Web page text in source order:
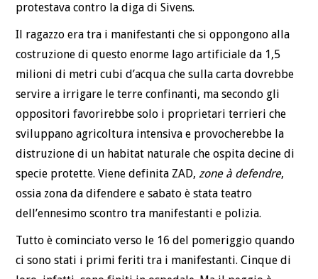
protestava contro la diga di Sivens.
Il ragazzo era tra i manifestanti che si oppongono alla
costruzione di questo enorme lago artificiale da 1,5
milioni di metri cubi d’acqua che sulla carta dovrebbe
servire a irrigare le terre confinanti, ma secondo gli
oppositori favorirebbe solo i proprietari terrieri che
sviluppano agricoltura intensiva e provocherebbe la
distruzione di un habitat naturale che ospita decine di
specie protette. Viene definita ZAD,zone à defendre,
ossia zona da difendere e sabato è stata teatro
dell’ennesimo scontro tra manifestanti e polizia.
Tutto è cominciato verso le 16 del pomeriggio quando
ci sono stati i primi feriti tra i manifestanti. Cinque di